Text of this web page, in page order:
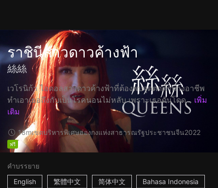
ราชินีสาวดาวค้างฟ้า
絲絲
เวโรนิก้า ไอดอลสาวดาวค้างฟ้าที่ต้องพบจุดตกต่ำทางอาชีพ
ทำเอาเธอถึงกับเป็นโรคนอนไม่หลับ เพราะเธอดันโดด... เพิ่ม
เติม
18mเขตบริหารพิเศษฮ่องกงแห่งสาธารณรัฐประชาชนจีน2022
ฟรี
คำบรรยาย
English
繁體中文 简体中文 Bahasa Indonesia